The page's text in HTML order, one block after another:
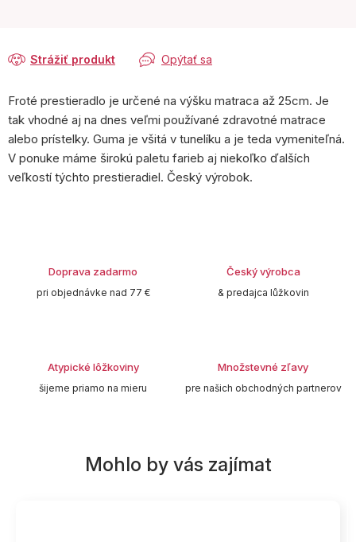
Opýtať sa
Strážiť produkt
Froté prestieradlo je určené na výšku matraca až 25cm. Je
tak vhodné aj na dnes veľmi používané zdravotné matrace
alebo prístelky. Guma je všitá v tunelíku a je teda vymeniteľná.
V ponuke máme širokú paletu farieb aj niekoľko ďalších
veľkostí týchto prestieradiel. Český výrobok.
Doprava zadarmo
pri objednávke nad 77 €
Český výrobca
& predajca lůžkovin
Atypické lôžkoviny
šijeme priamo na mieru
Množstevné zľavy
pre našich obchodných partnerov